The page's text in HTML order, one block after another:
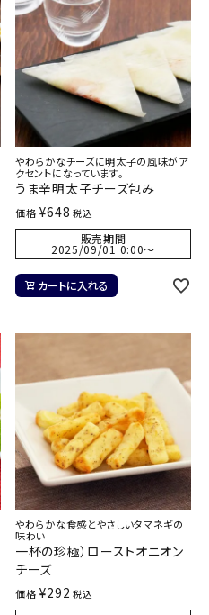
やわらかなチーズに明太子の風味がア
クセントになっています。
うま辛明太子チーズ包み
価格 ¥648 税込
販売期間
2025/09/01 0:00〜
カートに入れる
やわらかな食感とやさしいタマネギの
味わい
一杯の珍極）ローストオニオン
チーズ
価格 ¥292 税込